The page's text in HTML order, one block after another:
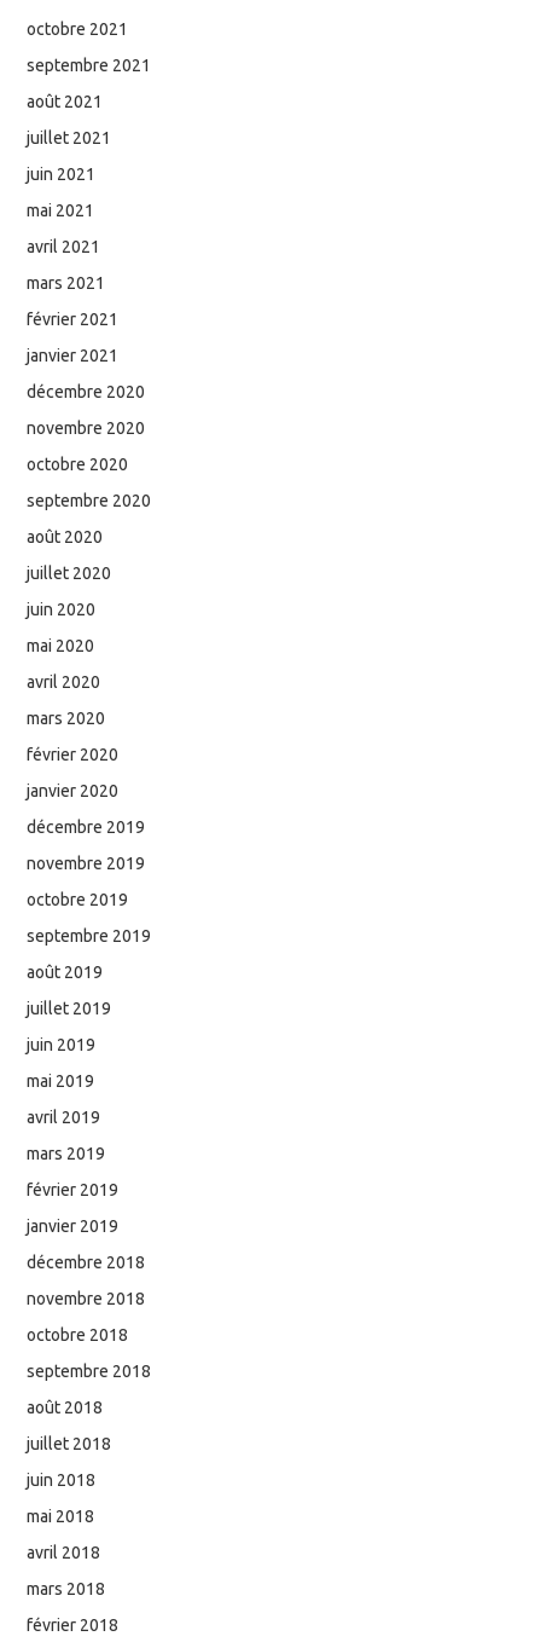
octobre 2021
septembre 2021
août 2021
juillet 2021
juin 2021
mai 2021
avril 2021
mars 2021
février 2021
janvier 2021
décembre 2020
novembre 2020
octobre 2020
septembre 2020
août 2020
juillet 2020
juin 2020
mai 2020
avril 2020
mars 2020
février 2020
janvier 2020
décembre 2019
novembre 2019
octobre 2019
septembre 2019
août 2019
juillet 2019
juin 2019
mai 2019
avril 2019
mars 2019
février 2019
janvier 2019
décembre 2018
novembre 2018
octobre 2018
septembre 2018
août 2018
juillet 2018
juin 2018
mai 2018
avril 2018
mars 2018
février 2018